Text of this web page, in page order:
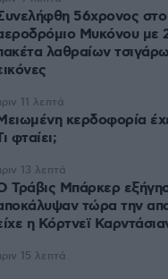
56χρονος στο
Μυκόνου με
λαθραίων
κερδοφορία
φταίει;
11 λεπτά
Τράβις Μπάρκερ
τώρα την
η Κόρτνεϊ
13 λεπτά
15 λεπτά